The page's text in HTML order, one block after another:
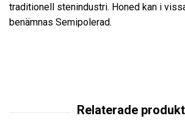
traditionell stenindustri. Honed kan i
benämnas Semipolerad.